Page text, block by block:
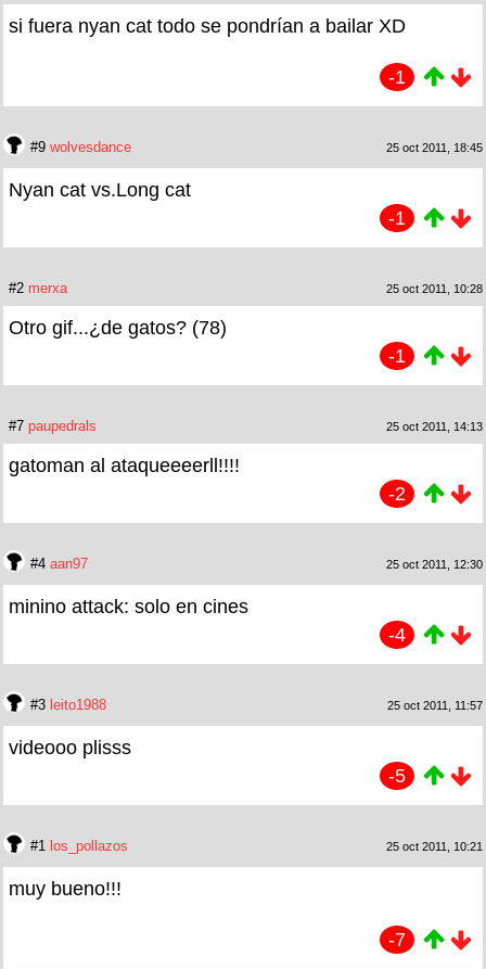
si fuera nyan cat todo se pondrían a bailar XD
-1
#9 wolvesdance 25 oct 2011, 18:45
Nyan cat vs.Long cat
-1
#2 merxa 25 oct 2011, 10:28
Otro gif...¿de gatos? (78)
-1
#7 paupedrals 25 oct 2011, 14:13
gatoman al ataqueeeerll!!!!
-2
#4 aan97 25 oct 2011, 12:30
minino attack: solo en cines
-4
#3 leito1988 25 oct 2011, 11:57
videooo plisss
-5
#1 los_pollazos 25 oct 2011, 10:21
muy bueno!!!
-7